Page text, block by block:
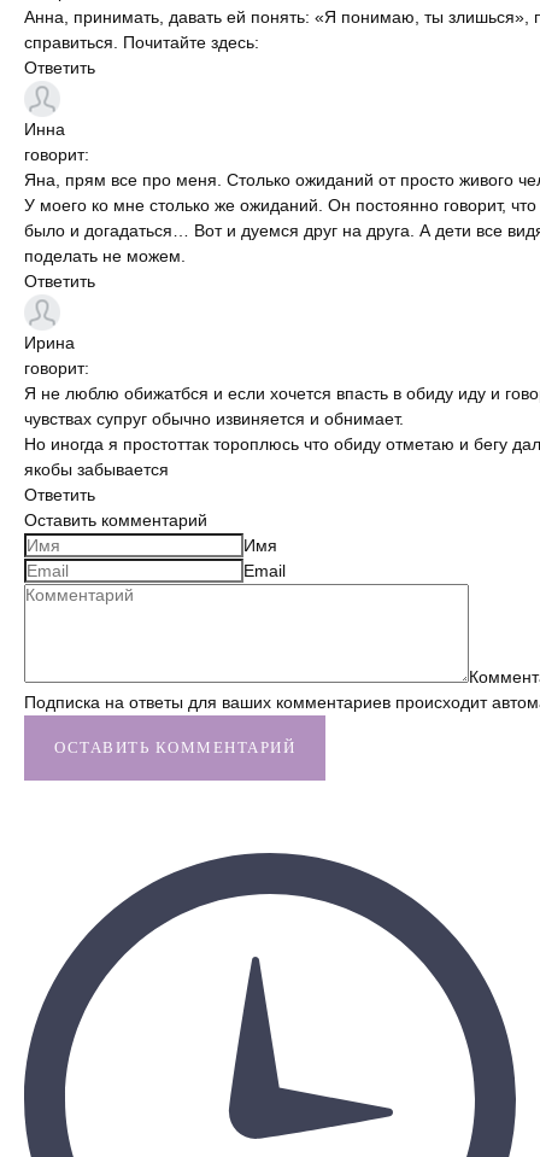
Анна, принимать, давать ей понять: «Я понимаю, ты злишься»,
справиться. Почитайте здесь:
Ответить
Инна
говорит:
Яна, прям все про меня. Столько ожиданий от просто живого
У моего ко мне столько же ожиданий. Он постоянно говорит,
было и догадаться… Вот и дуемся друг на друга. А дети все
поделать не можем.
Ответить
Ирина
говорит:
Я не люблю обижатбся и если хочется впасть в обиду иду и
чувствах супруг обычно извиняется и обнимает.
Но иногда я простоттак тороплюсь что обиду отметаю и бегу
якобы забывается
Ответить
Оставить комментарий
Имя
Email
Подписка на ответы для ваших комментариев происходит
ОСТАВИТЬ КОММЕНТАРИЙ